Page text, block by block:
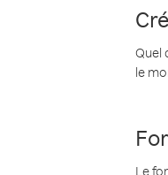
Quel
le
Le